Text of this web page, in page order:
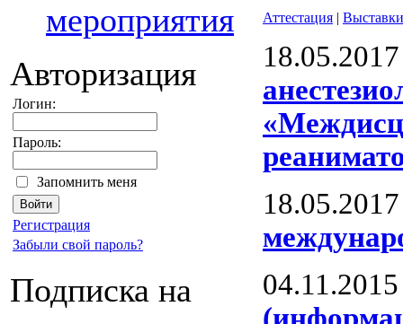
мероприятия
Авторизация
Логин:
Пароль:
Запомнить меня
Регистрация
Забыли свой пароль?
Подписка на
Аттестация | Выставки
18.05.2017
18.05.2017
04.11.2015